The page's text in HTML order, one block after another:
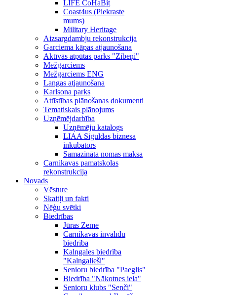
LIFE CoHaBit
Coast4us (Piekraste
mums)
Military Heritage
Aizsargdambju rekonstrukcija
Garciema kāpas atjaunošana
Aktīvās atpūtas parks "Zibeņi"
Mežgarciems
Mežgarciems ENG
Langas atjaunošana
Karlsona parks
Attīstības plānošanas dokumenti
Tematiskais plānojums
Uzņēmējdarbība
Uzņēmēju katalogs
LIAA Siguldas biznesa
inkubators
Samazināta nomas maksa
Carnikavas pamatskolas
rekonstrukcija
Novads
Vēsture
Skaitļi un fakti
Nēģu svētki
Biedrības
Jūras Zeme
Carnikavas invalīdu
biedrība
Kalngales biedrība
"Kalngalieši"
Senioru biedrība "Paeglis"
Biedrība "Nākotnes iela"
Senioru klubs "Senči"